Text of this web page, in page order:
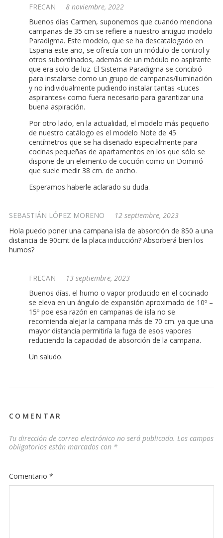
FRECAN
8 noviembre, 2022
Buenos días Carmen, suponemos que cuando menciona
campanas de 35 cm se refiere a nuestro antiguo modelo
Paradigma. Este modelo, que se ha descatalogado en
España este año, se ofrecía con un módulo de control y
otros subordinados, además de un módulo no aspirante
que era solo de luz. El Sistema Paradigma se concibió
para instalarse como un grupo de campanas/iluminación
y no individualmente pudiendo instalar tantas «Luces
aspirantes» como fuera necesario para garantizar una
buena aspiración.
Por otro lado, en la actualidad, el modelo más pequeño
de nuestro catálogo es el modelo Note de 45
centímetros que se ha diseñado especialmente para
cocinas pequeñas de apartamentos en los que sólo se
dispone de un elemento de cocción como un Dominó
que suele medir 38 cm. de ancho.
Esperamos haberle aclarado su duda.
SEBASTIÁN LÓPEZ MORENO
12 septiembre, 2023
Hola puedo poner una campana isla de absorción de 850 a una
distancia de 90cmt de la placa inducción? Absorberá bien los
humos?
FRECAN
13 septiembre, 2023
Buenos días. el humo o vapor producido en el cocinado
se eleva en un ángulo de expansión aproximado de 10º –
15º poe esa razón en campanas de isla no se
recomienda alejar la campana más de 70 cm. ya que una
mayor distancia permitiría la fuga de esos vapores
reduciendo la capacidad de absorción de la campana.
Un saludo.
COMENTAR
Tu dirección de correo electrónico no será publicada. Los campos
obligatorios están marcados con *
Comentario *